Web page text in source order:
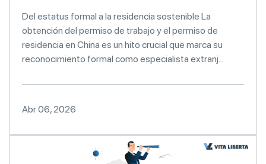
Del estatus formal a la residencia sostenible La
obtención del permiso de trabajo y el permiso de
residencia en China es un hito crucial que marca su
reconocimiento formal como especialista extranj...
Abr 06, 2026